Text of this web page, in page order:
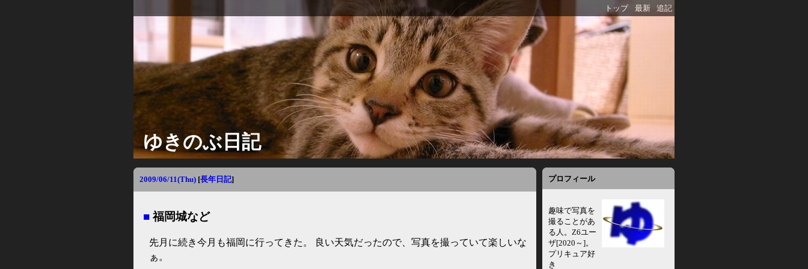
トップ 最新 追記
ゆきのぶ日記
2009/06/11(Thu) [長年日記]
■福岡城など
先月に続き今月も福岡に行ってきた。 良い天気だったので、写真を撮っていて楽しいな
ぁ。
プロフィール
趣味で写真を
撮ることがあ
る人。Z6ユー
ザ[2020～]。
プリキュア好
き